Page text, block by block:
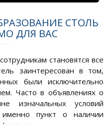
СТОЛЬ
ДЛЯ ВАС
становятся все
заинтересован в том,
были исключительно
Часто в объявлениях о
изначальных условий
пункт о наличии